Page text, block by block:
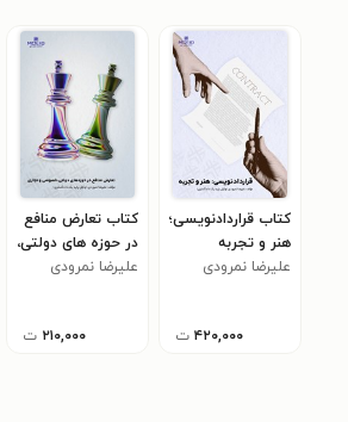
کتاب قراردادنویسی؛
هنر و تجربه
علیرضا نمرودی
۴۲۰,۰۰۰ ت
کتاب تعارض منافع
در حوزه های دولتی،
خصوصی و تجاری
علیرضا نمرودی
۲۱۰,۰۰۰ ت